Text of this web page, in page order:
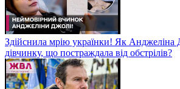
Здійснила мрію українки! Як Анджеліна
дівчинку, що постраждала від обстрілів?